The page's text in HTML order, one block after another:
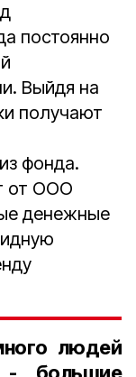
постоянно
Выйдя на
получают
фонда.
от ООО
денежные
людей